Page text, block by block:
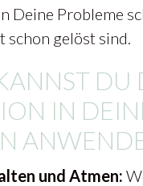
Deine Probleme
schon gelöst sind.
DU
IN
und Atmen: